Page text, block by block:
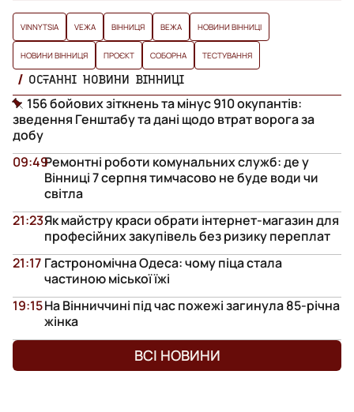
VINNYTSIA VЕЖА ВІННИЦЯ ВЕЖА НОВИНИ ВІННИЦІ
НОВИНИ ВІННИЦЯ ПРОЄКТ СОБОРНА ТЕСТУВАННЯ
ОСТАННІ НОВИНИ ВІННИЦІ
156 бойових зіткнень та мінус 910 окупантів:
зведення Генштабу та дані щодо втрат ворога за
добу
Ремонтні роботи комунальних служб: де у
Вінниці 7 серпня тимчасово не буде води чи
світла
09:49
Як майстру краси обрати інтернет-магазин для
професійних закупівель без ризику переплат
21:23
Гастрономічна Одеса: чому піца стала
частиною міської їжі
21:17
На Вінниччині під час пожежі загинула 85-річна
жінка
19:15
ВСІ НОВИНИ